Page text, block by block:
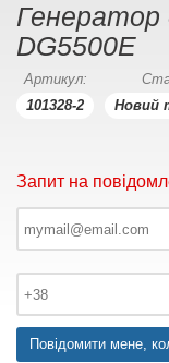
Генератор
DG5500E
Артикул:
101328-2
Новий
Запит на
Повідомити мене,